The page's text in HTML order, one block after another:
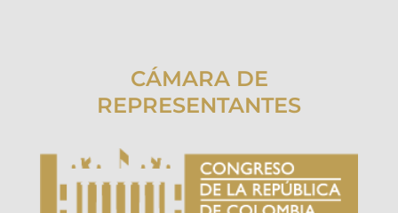
CÁMARA DE
REPRESENTANTES